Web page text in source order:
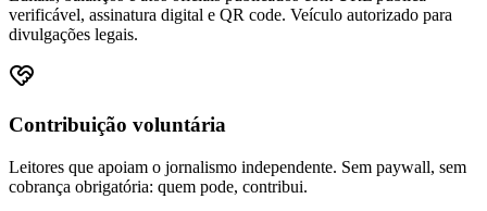
verificável, assinatura digital e QR code. Veículo autorizado para
divulgações legais.
Contribuição voluntária
Leitores que apoiam o jornalismo independente. Sem paywall, sem
cobrança obrigatória: quem pode, contribui.